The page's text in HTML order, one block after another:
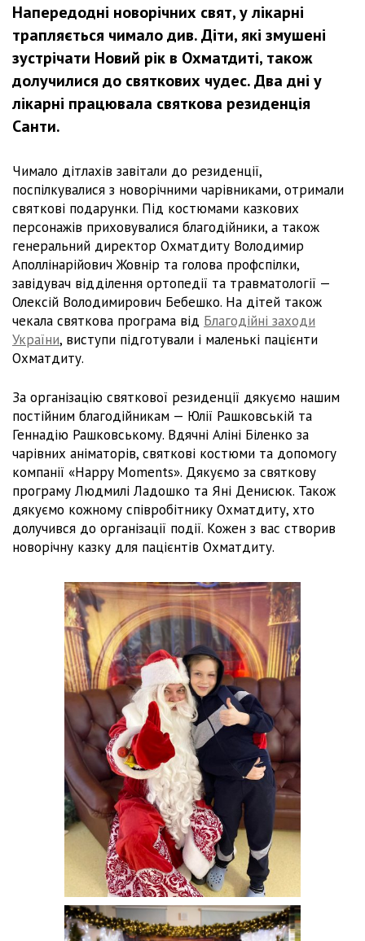
Напередодні новорічних свят, у лікарні
трапляється чимало див. Діти, які змушені
зустрічати Новий рік в Охматдиті, також
долучилися до святкових чудес. Два дні у
лікарні працювала святкова резиденція
Санти.
Чимало дітлахів завітали до резиденції,
поспілкувалися з новорічними чарівниками, отримали
святкові подарунки. Під костюмами казкових
персонажів приховувалися благодійники, а також
генеральний директор Охматдиту Володимир
Аполлінарійович Жовнір та голова профспілки,
завідувач відділення ортопедії та травматології —
Олексій Володимирович Бебешко. На дітей також
чекала святкова програма від Благодійні заходи
України, виступи підготували і маленькі пацієнти
Охматдиту.
За організацію святкової резиденції дякуємо нашим
постійним благодійникам — Юлії Рашковській та
Геннадію Рашковському. Вдячні Аліні Біленко за
чарівних аніматорів, святкові костюми та допомогу
компанії «Happy Moments». Дякуємо за святкову
програму Людмилі Ладошко та Яні Денисюк. Також
дякуємо кожному співробітнику Охматдиту, хто
долучився до організації події. Кожен з вас створив
новорічну казку для пацієнтів Охматдиту.